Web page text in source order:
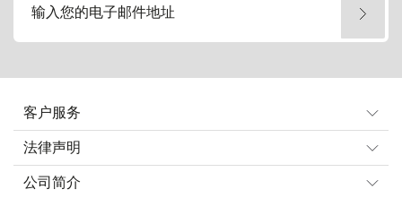
输入您的电子邮件地址
客户服务
法律声明
公司简介